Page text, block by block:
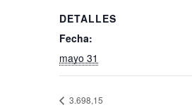
DETALLES
Fecha:
mayo 31
3.698,15